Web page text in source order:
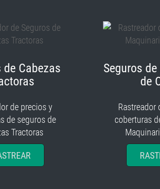
de Cabezas
de precios y
de seguros de
Tractoras
Seguros
de
Rastreador
coberturas